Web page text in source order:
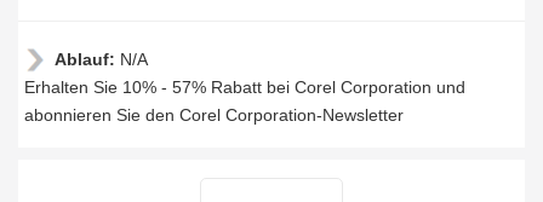
Ablauf: N/A
Erhalten Sie 10% - 57% Rabatt bei Corel Corporation und
abonnieren Sie den Corel Corporation-Newsletter